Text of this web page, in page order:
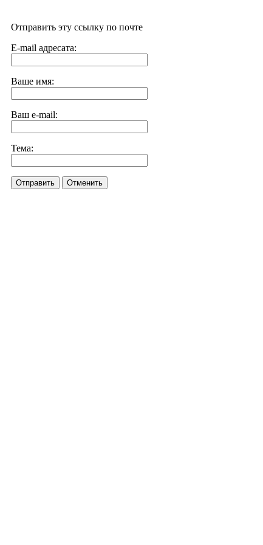
Отправить эту ссылку по почте
E-mail адресата:
Ваше имя:
Ваш e-mail:
Тема:
Отправить Отменить